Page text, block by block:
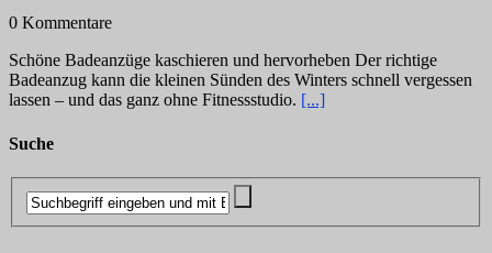
0 Kommentare
Schöne Badeanzüge kaschieren und hervorheben Der richtige
Badeanzug kann die kleinen Sünden des Winters schnell vergessen
lassen – und das ganz ohne Fitnessstudio. [...]
Suche